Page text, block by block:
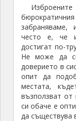
забраняваме,
често е, че
достигат по-
Не може да
доверието в
опит да
местата,
възползват от
си обаче е
да съществува